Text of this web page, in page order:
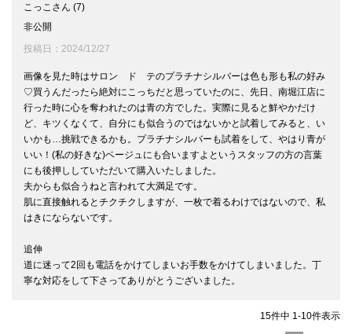
こっこ
7
非公開
投稿日
2024/12/27
画像を見た時はサロン　ド　テのプラチナシルバーは色も形も私の好み
♡買うんだったら絶対にこっちだと思っていたのに、先日、南堀江店に
行った時に心を奪われたのは青の方でした。実際に見ると鮮やかだけ
ど、キツくなくて、自分にも似合うのではないかと試着してみると、い
いかも…挑戦できるかも。プラチナシルバーも試着をして、やはり青が
いい！(私の好きな)ベージュにも合いますよというスタッフの方の言葉
にも後押ししていただいて購入いたしました。
夫からも似合うねと言われて大満足です。
肌に直接触れるとチクチクしますが、一枚で着るわけではないので、私
はきにならないです。
追伸
道に迷って2回も電話をかけてしまいお手数をかけてしまいました。丁
15件中 1 -10件表示